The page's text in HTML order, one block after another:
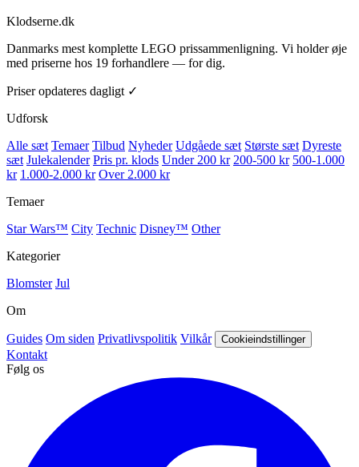
Klodserne.dk
Danmarks mest komplette LEGO prissammenligning. Vi holder øje
med priserne hos 19 forhandlere — for dig.
Priser opdateres dagligt ✓
Udforsk
Alle sæt Temaer Tilbud Nyheder Udgåede sæt Største sæt Dyreste
sæt Julekalender Pris pr. klods Under 200 kr 200-500 kr 500-1.000
kr 1.000-2.000 kr Over 2.000 kr
Temaer
Star Wars™ City Technic Disney™ Other
Kategorier
Blomster Jul
Om
Guides Om siden Privatlivspolitik Vilkår Cookieindstillinger
Kontakt
Følg os